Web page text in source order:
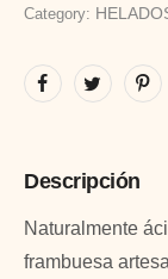
Category:
Descripción
Naturalmente
frambuesa